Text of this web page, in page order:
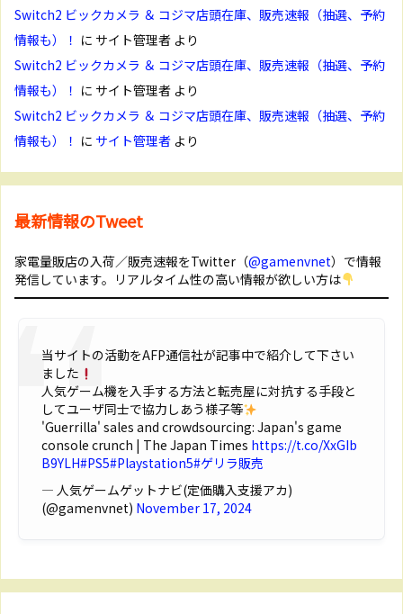
Switch2 ビックカメラ ＆ コジマ店頭在庫、販売速報（抽選、予約
情報も）！ に サイト管理者 より
Switch2 ビックカメラ ＆ コジマ店頭在庫、販売速報（抽選、予約
情報も）！ に サイト管理者 より
Switch2 ビックカメラ ＆ コジマ店頭在庫、販売速報（抽選、予約
情報も）！ に サイト管理者 より
最新情報のTweet
家電量販店の入荷／販売速報をTwitter（@gamenvnet）で情報
発信しています。リアルタイム性の高い情報が欲しい方は
当サイトの活動をAFP通信社が記事中で紹介して下さい
ました
人気ゲーム機を入手する方法と転売屋に対抗する手段と
してユーザ同士で協力しあう様子等
'Guerrilla' sales and crowdsourcing: Japan's game
console crunch | The Japan Times https://t.co/XxGIb
B9YLH#PS5#Playstation5#ゲリラ販売
— 人気ゲームゲットナビ(定価購入支援アカ)
(@gamenvnet) November 17, 2024